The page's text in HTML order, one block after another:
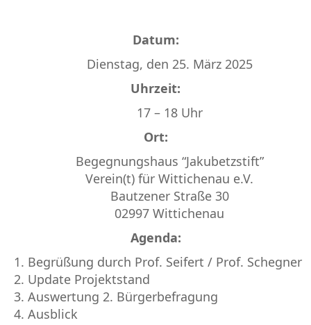
Datum:
Dienstag, den 25. März 2025
Uhrzeit:
17 – 18 Uhr
Ort:
Begegnungshaus “Jakubetzstift”
Verein(t) für Wittichenau e.V.
Bautzener Straße 30
02997 Wittichenau
Agenda:
Begrüßung durch Prof. Seifert / Prof. Schegner
Update Projektstand
Auswertung 2. Bürgerbefragung
Ausblick